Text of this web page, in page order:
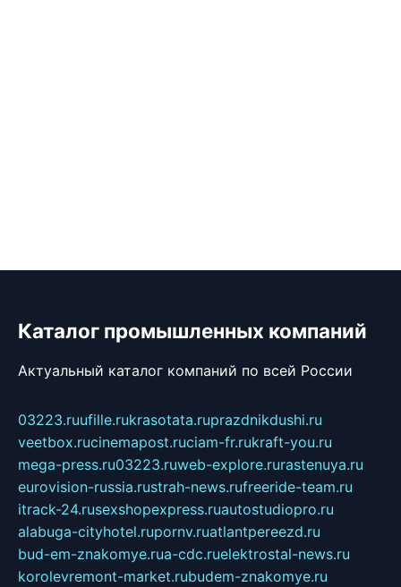
Каталог промышленных компаний
Актуальный каталог компаний по всей России
03223.ruufille.rukrasotata.ruprazdnikdushi.ru
veetbox.rucinemapost.ruciam-fr.rukraft-you.ru
mega-press.ru03223.ruweb-explore.rurastenuya.ru
eurovision-russia.rustrah-news.rufreeride-team.ru
itrack-24.rusexshopexpress.ruautostudiopro.ru
alabuga-cityhotel.rupornv.ruatlantpereezd.ru
bud-em-znakomye.rua-cdc.ruelektrostal-news.ru
korolevremont-market.rubudem-znakomye.ru